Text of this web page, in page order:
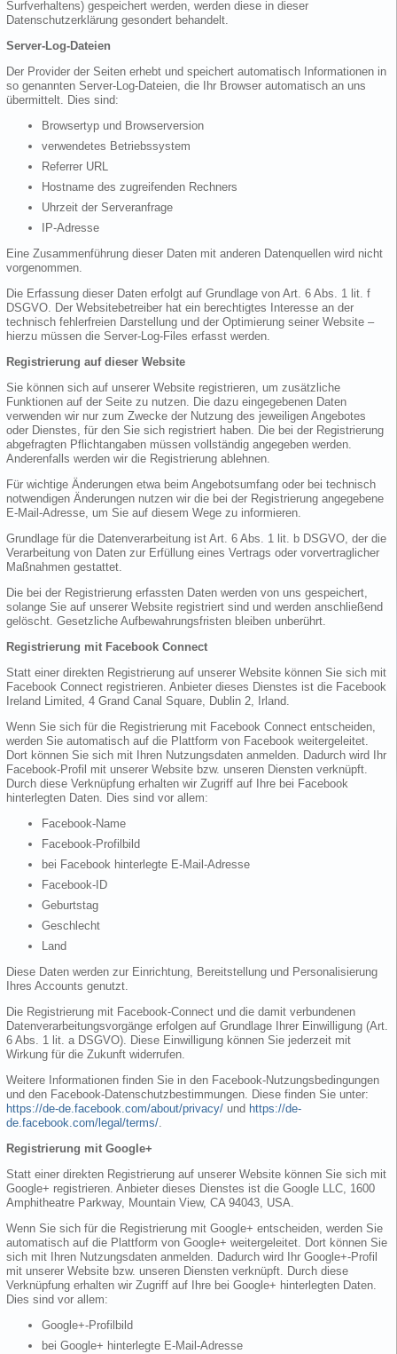
Surfverhaltens) gespeichert werden, werden diese in dieser
Datenschutzerklärung gesondert behandelt.
Server-Log-Dateien
Der Provider der Seiten erhebt und speichert automatisch Informationen in
so genannten Server-Log-Dateien, die Ihr Browser automatisch an uns
übermittelt. Dies sind:
Browsertyp und Browserversion
verwendetes Betriebssystem
Referrer URL
Hostname des zugreifenden Rechners
Uhrzeit der Serveranfrage
IP-Adresse
Eine Zusammenführung dieser Daten mit anderen Datenquellen wird nicht
vorgenommen.
Die Erfassung dieser Daten erfolgt auf Grundlage von Art. 6 Abs. 1 lit. f
DSGVO. Der Websitebetreiber hat ein berechtigtes Interesse an der
technisch fehlerfreien Darstellung und der Optimierung seiner Website –
hierzu müssen die Server-Log-Files erfasst werden.
Registrierung auf dieser Website
Sie können sich auf unserer Website registrieren, um zusätzliche
Funktionen auf der Seite zu nutzen. Die dazu eingegebenen Daten
verwenden wir nur zum Zwecke der Nutzung des jeweiligen Angebotes
oder Dienstes, für den Sie sich registriert haben. Die bei der Registrierung
abgefragten Pflichtangaben müssen vollständig angegeben werden.
Anderenfalls werden wir die Registrierung ablehnen.
Für wichtige Änderungen etwa beim Angebotsumfang oder bei technisch
notwendigen Änderungen nutzen wir die bei der Registrierung angegebene
E-Mail-Adresse, um Sie auf diesem Wege zu informieren.
Grundlage für die Datenverarbeitung ist Art. 6 Abs. 1 lit. b DSGVO, der die
Verarbeitung von Daten zur Erfüllung eines Vertrags oder vorvertraglicher
Maßnahmen gestattet.
Die bei der Registrierung erfassten Daten werden von uns gespeichert,
solange Sie auf unserer Website registriert sind und werden anschließend
gelöscht. Gesetzliche Aufbewahrungsfristen bleiben unberührt.
Registrierung mit Facebook Connect
Statt einer direkten Registrierung auf unserer Website können Sie sich mit
Facebook Connect registrieren. Anbieter dieses Dienstes ist die Facebook
Ireland Limited, 4 Grand Canal Square, Dublin 2, Irland.
Wenn Sie sich für die Registrierung mit Facebook Connect entscheiden,
werden Sie automatisch auf die Plattform von Facebook weitergeleitet.
Dort können Sie sich mit Ihren Nutzungsdaten anmelden. Dadurch wird Ihr
Facebook-Profil mit unserer Website bzw. unseren Diensten verknüpft.
Durch diese Verknüpfung erhalten wir Zugriff auf Ihre bei Facebook
hinterlegten Daten. Dies sind vor allem:
Facebook-Name
Facebook-Profilbild
bei Facebook hinterlegte E-Mail-Adresse
Facebook-ID
Geburtstag
Geschlecht
Land
Diese Daten werden zur Einrichtung, Bereitstellung und Personalisierung
Ihres Accounts genutzt.
Die Registrierung mit Facebook-Connect und die damit verbundenen
Datenverarbeitungsvorgänge erfolgen auf Grundlage Ihrer Einwilligung (Art.
6 Abs. 1 lit. a DSGVO). Diese Einwilligung können Sie jederzeit mit
Wirkung für die Zukunft widerrufen.
Weitere Informationen finden Sie in den Facebook-Nutzungsbedingungen
und den Facebook-Datenschutzbestimmungen. Diese finden Sie unter:
https://de-de.facebook.com/about/privacy/ und https://de-
de.facebook.com/legal/terms/.
Registrierung mit Google+
Statt einer direkten Registrierung auf unserer Website können Sie sich mit
Google+ registrieren. Anbieter dieses Dienstes ist die Google LLC, 1600
Amphitheatre Parkway, Mountain View, CA 94043, USA.
Wenn Sie sich für die Registrierung mit Google+ entscheiden, werden Sie
automatisch auf die Plattform von Google+ weitergeleitet. Dort können Sie
sich mit Ihren Nutzungsdaten anmelden. Dadurch wird Ihr Google+-Profil
mit unserer Website bzw. unseren Diensten verknüpft. Durch diese
Verknüpfung erhalten wir Zugriff auf Ihre bei Google+ hinterlegten Daten.
Dies sind vor allem:
Google+-Profilbild
bei Google+ hinterlegte E-Mail-Adresse